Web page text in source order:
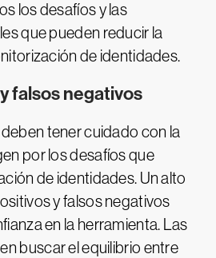
los desafíos y las
que pueden reducir la
de identidades.
falsos negativos
tener cuidado con la
por los desafíos que
de identidades. Un alto
y falsos negativos
en la herramienta. Las
buscar el equilibrio entre